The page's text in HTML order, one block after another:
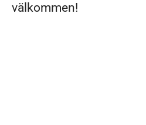
välkommen!